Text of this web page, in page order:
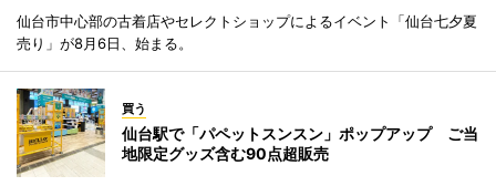
仙台市中心部の古着店やセレクトショップによるイベント「仙台七夕夏
売り」が8月6日、始まる。
買う
仙台駅で「パペットスンスン」ポップアップ ご当
地限定グッズ含む90点超販売